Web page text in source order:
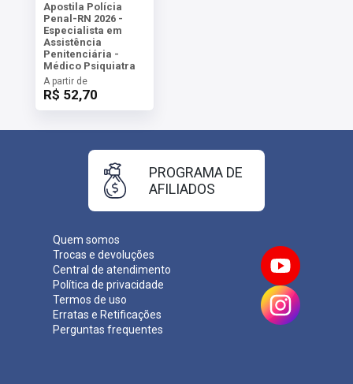
Apostila Polícia
Penal-RN 2026 -
Especialista em
Assistência
Penitenciária -
Médico Psiquiatra
A partir de
R$ 52,70
Quem somos
Trocas e devoluções
Central de atendimento
Política de privacidade
Termos de uso
Erratas e Retificações
Perguntas frequentes
PROGRAMA DE
AFILIADOS